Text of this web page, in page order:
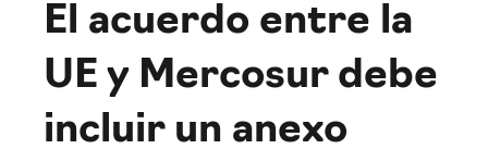
El acuerdo entre la
UE y Mercosur debe
incluir un anexo